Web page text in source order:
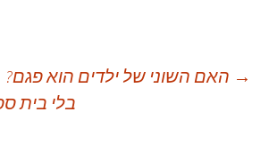
ניווט
→ האם השוני של ילדים הוא פגם?
בלי בית